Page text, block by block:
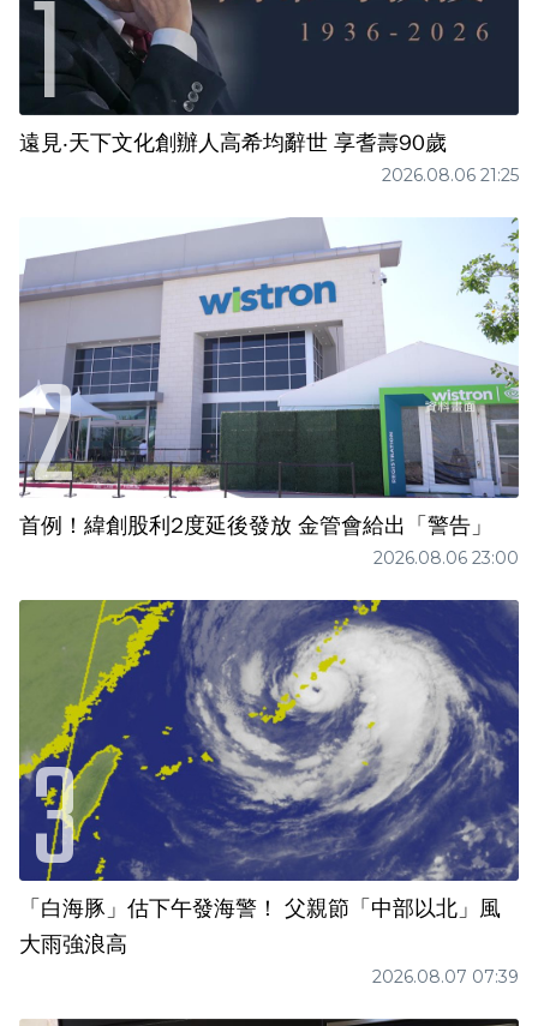
遠見‧天下文化創辦人高希均辭世 享耆壽90歲
2026.08.06 21:25
首例！緯創股利2度延後發放 金管會給出「警告」
2026.08.06 23:00
「白海豚」估下午發海警！ 父親節「中部以北」風
大雨強浪高
2026.08.07 07:39